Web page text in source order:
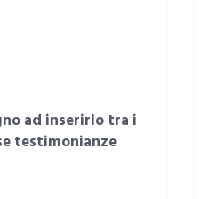
ad inserirlo tra i
testimonianze